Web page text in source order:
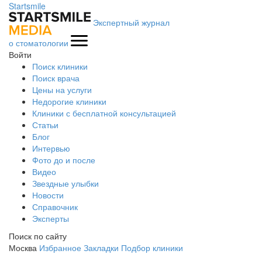
Startsmile
Экспертный журнал
о стоматологии
Войти
Поиск клиники
Поиск врача
Цены на услуги
Недорогие клиники
Клиники с бесплатной консультацией
Статьи
Блог
Интервью
Фото до и после
Видео
Звездные улыбки
Новости
Справочник
Эксперты
Поиск по сайту
Москва Избранное Закладки Подбор клиники